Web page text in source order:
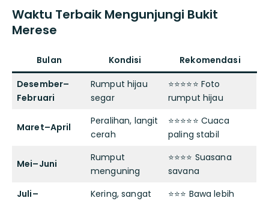
Waktu Terbaik Mengunjungi Bukit
Merese
Bulan Kondisi
Rekomendasi
Desember–
Februari
Rumput hijau
segar
⭐⭐⭐⭐⭐ Foto
rumput hijau
Maret–April
Peralihan, langit
cerah
⭐⭐⭐⭐⭐ Cuaca
paling stabil
Mei–Juni
Rumput
menguning
⭐⭐⭐⭐ Suasana
savana
Juli–
Kering, sangat
⭐⭐⭐ Bawa lebih